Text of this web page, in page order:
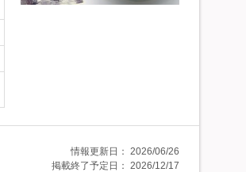
情報更新日： 2026/06/26
掲載終了予定日： 2026/12/17